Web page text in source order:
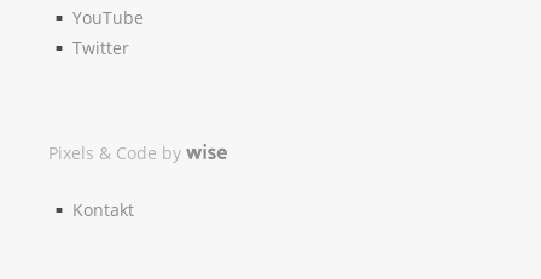
YouTube
Twitter
Pixels & Code by
Kontakt